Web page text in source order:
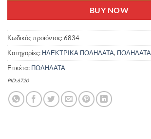
BUY NOW
Κωδικός προϊόντος:6834
Κατηγορίες: ΗΛΕΚΤΡΙΚΑ ΠΟΔΗΛΑΤΑ, ΠΟΔΗΛΑΤΑ
Ετικέτα: ΠΟΔΗΛΑΤΑ
PID:6720